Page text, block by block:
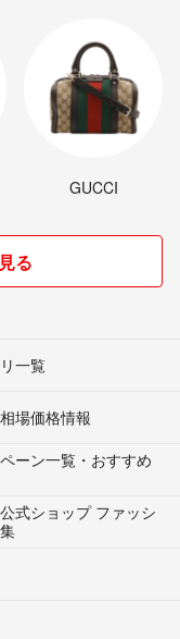
GUCCI
る
一覧
場価格情報
ーン一覧・おすすめ
式ショップ ファッシ